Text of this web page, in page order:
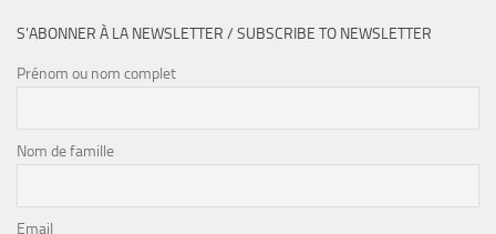
S’ABONNER À LA NEWSLETTER / SUBSCRIBE TO NEWSLETTER
Prénom ou nom complet
Nom de famille
Email